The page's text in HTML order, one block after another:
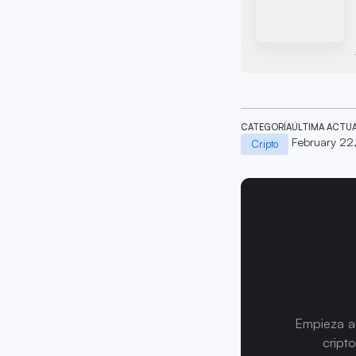
CATEGORÍA
Cripto
ÚLTIMA
February
Empieza